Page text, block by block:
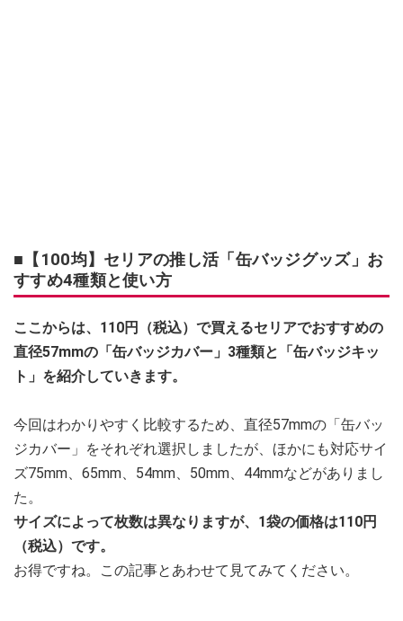
■【100均】セリアの推し活「缶バッジグッズ」お
すすめ4種類と使い方
ここからは、110円（税込）で買えるセリアでおすすめの
直径57mmの「缶バッジカバー」3種類と「缶バッジキッ
ト」を紹介していきます。
今回はわかりやすく比較するため、直径57mmの「缶バッ
ジカバー」をそれぞれ選択しましたが、ほかにも対応サイ
ズ75mm、65mm、54mm、50mm、44mmなどがありまし
た。
サイズによって枚数は異なりますが、1袋の価格は110円
（税込）です。
お得ですね。この記事とあわせて見てみてください。